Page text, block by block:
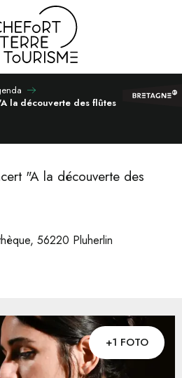
la découverte des flûtes
"A la découverte des
56220 Pluherlin
+1 FOTO